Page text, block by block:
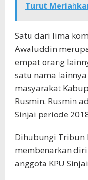
Turut
Satu dari lima
Awaluddin
empat orang
satu nama
masyarakat
Rusmin. Rusmin
Sinjai periode
Dihubungi Tribun
membenarkan
anggota KPU